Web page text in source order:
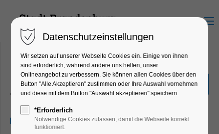
Menu
Freddie
Theater, Bühne
22.11.2025, 19:30–21:30
Datenschutzeinstellungen
Wir setzen auf unserer Webseite Cookies ein. Einige von ihnen
sind erforderlich, während andere uns helfen, unser
Onlineangebot zu verbessern. Sie können allen Cookies über den
Button "Alle Akzeptieren" zustimmen oder Ihre Auswahl vornehmen
und diese mit dem Button "Auswahl akzeptieren" speichern.
*Erforderlich
Notwendige Cookies zulassen, damit die Webseite korrekt
funktioniert.